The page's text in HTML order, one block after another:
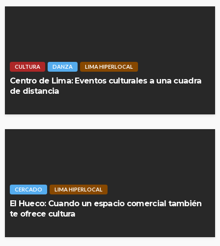
CULTURA DANZA LIMA HIPERLOCAL
Centro de Lima: Eventos culturales a una cuadra
de distancia
CERCADO LIMA HIPERLOCAL
El Hueco: Cuando un espacio comercial también
te ofrece cultura